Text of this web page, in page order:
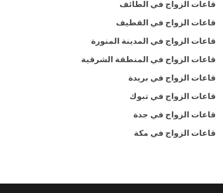
قاعات الزواج في الطائف
قاعات الزواج في القطيف
قاعات الزواج في المدينة المنورة
قاعات الزواج في المنطقة الشرقية
قاعات الزواج في بريدة
قاعات الزواج في تبوك
قاعات الزواج في جدة
قاعات الزواج في مكة